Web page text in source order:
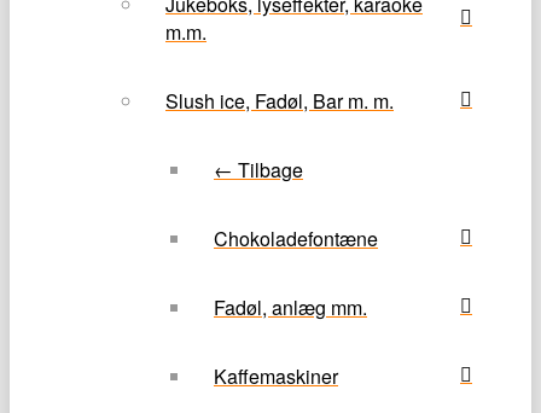
m.m.
Slush ice, Fadøl, Bar m. m.
← Tilbage
Chokoladefontæne
Fadøl, anlæg mm.
Kaffemaskiner